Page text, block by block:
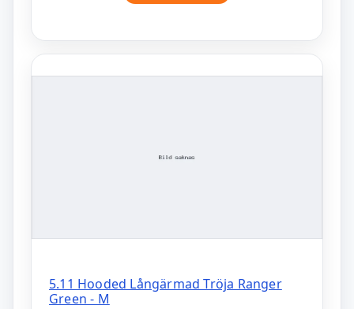
5.11 Hooded Långärmad Tröja Ranger
Green - M